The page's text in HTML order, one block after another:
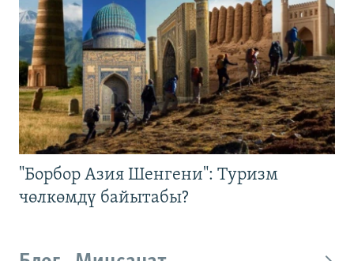
"Борбор Азия Шенгени": Туризм
чөлкөмдү байытабы?